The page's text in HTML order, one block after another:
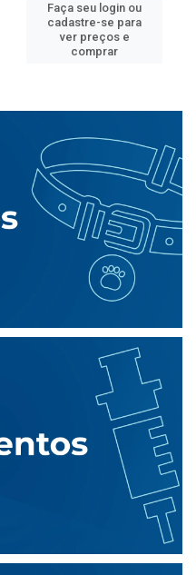
Faça seu login ou
cadastre-se para
ver preços e
comprar